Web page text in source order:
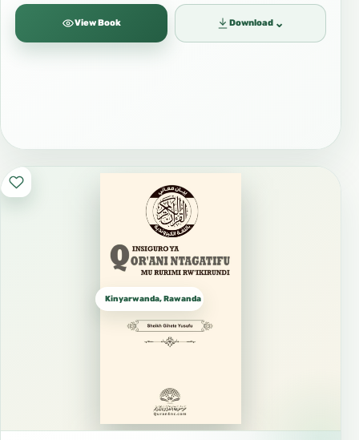
View Book Download ⌄